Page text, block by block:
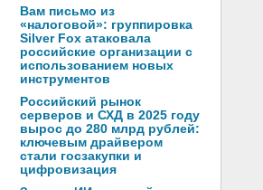
Вам письмо из
«налоговой»: группировка
Silver Fox атаковала
российские организации с
использованием новых
инструментов
Российский рынок
серверов и СХД в 2025 году
вырос до 280 млрд рублей:
ключевым драйвером
стали госзакупки и
цифровизация